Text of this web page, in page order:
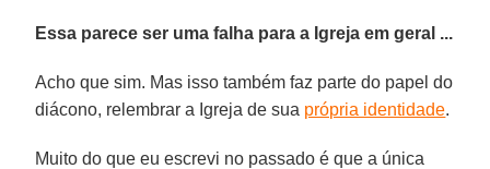
Essa parece ser uma falha para a Igreja em geral ...
Acho que sim. Mas isso também faz parte do papel do
diácono, relembrar a Igreja de sua própria identidade.
Muito do que eu escrevi no passado é que a única